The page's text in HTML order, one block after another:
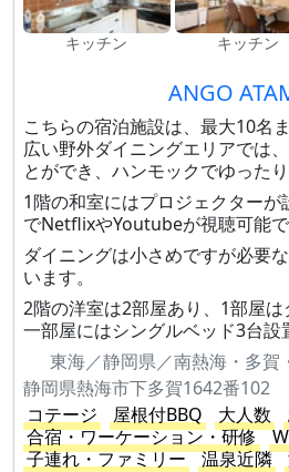
キッチン キッチン
ANGO
こちらの宿泊施設は、最大10名
広い野外ダイニングエリアでは
とができ、ハンモックでゆった
1階の和室にはプロジェクター
でNetflixやYoutubeが視聴可能で
ダイニングは小さめですが必要
います。
2階の洋室は2部屋あり、1部屋
一部屋にはシングルベッド3台設
東海／静岡県／南熱海・多賀
静岡県熱海市下多賀1642番102
コテージ
屋根付BBQ 大人数
合宿・ワーケーション・研修
子連れ・ファミリー
温泉近隣